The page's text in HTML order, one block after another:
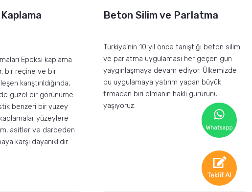
Epoksi kaplama
bir reçine ve bir
karıştırıldığında,
güzel bir görünüme
benzeri bir yüzey
yüzeylere
asitler ve darbeden
karşı dayanıklıdır.
Beton Silim ve Parlatma
Türkiye’nin 10 yıl önce tanıştığı beton silim
ve parlatma uygulaması her geçen gün
yaygınlaşmaya devam ediyor. Ülkemizde
bu uygulamaya yatırım yapan büyük
firmadan biri olmanın haklı gururunu
yaşıyoruz.